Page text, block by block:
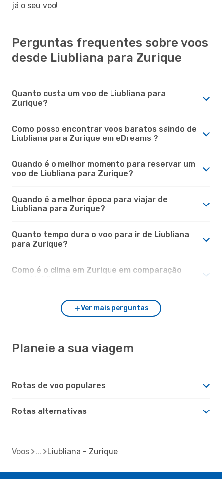
já o seu voo!
Perguntas frequentes sobre voos
desde Liubliana para Zurique
Quanto custa um voo de Liubliana para
Zurique?
Como posso encontrar voos baratos saindo de
Liubliana para Zurique em eDreams ?
Quando é o melhor momento para reservar um
voo de Liubliana para Zurique?
Quando é a melhor época para viajar de
Liubliana para Zurique?
Quanto tempo dura o voo para ir de Liubliana
para Zurique?
Como é o clima em Zurique em comparação
Ver mais perguntas
Planeie a sua viagem
Rotas de voo populares
Rotas alternativas
Voos Liubliana - Zurique